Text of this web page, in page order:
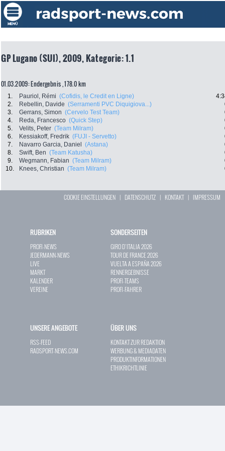
GP Lugano (SUI), 2009, Kategorie: 1.1
01.03.2009: Endergebnis , 178.0 km
1. Pauriol, Rémi (Cofidis, le Credit en Ligne)
2.
Rebellin, Davide (Serramenti PVC Diquigiova...)
3.
Gerrans, Simon (Cervelo Test Team)
4.
Reda, Francesco (Quick Step)
5.
Velits, Peter (Team Milram)
6.
Kessiakoff, Fredrik (FUJI - Servetto)
7.
Navarro Garcia, Daniel (Astana)
8.
Swift, Ben (Team Katusha)
9.
Wegmann, Fabian (Team Milram)
10.
Knees, Christian (Team Milram)
COOKIE EINSTELLUNGEN | DATENSCHUTZ | KONTAKT| IMPRESSUM
RUBRIKEN
PROFI-NEWS
JEDERMANN-NEWS
LIVE
MARKT
KALENDER
VEREINE
SONDERSEITEN
GIRO D`ITALIA 2026
TOUR DE FRANCE 2026
VUELTA A ESPAÑA 2026
RENNERGEBNISSE
PROFI-TEAMS
PROFI-FAHRER
UNSERE ANGEBOTE
RSS-FEED
RADSPORT-NEWS.COM
ÜBER UNS
KONTAKT ZUR REDAKTION
WERBUNG & MEDIADATEN
PRODUKTINFORMATIONEN
ETHIKRICHTLINIE